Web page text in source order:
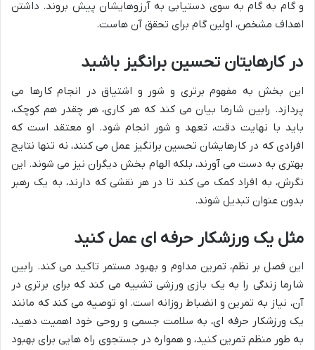
و گام به گام به سوی دستیابی به آرزوهایشان پیش بروند. داشتن
اهداف مشخص، اولین گام برای تحقق آن هاست.
در کارهایتان تحسین برانگیز باشید
این بخش به مفهوم برتری و شور و اشتیاق در انجام کارها می
پردازد. رابین شارما بیان می کند که هر کاری، هر چقدر هم کوچک،
باید با نهایت دقت، تعهد و شور انجام شود. او معتقد است که
افرادی که در کارهایشان تحسین برانگیز عمل می کنند، نه تنها نتایج
بهتری به دست می آورند، بلکه الهام بخش دیگران نیز می شوند. این
نگرش، به افراد کمک می کند تا در هر نقشی که دارند، به یک رهبر
بدون عنوان تبدیل شوند.
مثل یک ورزشکار حرفه ای عمل کنید
این فصل بر نظم، تمرین مداوم و بهبود مستمر تاکید می کند. رابین
شارما زندگی را به یک بازی ورزشی تشبیه می کند که برای برتری در
آن، نیاز به تمرین و انضباط روزانه است. او توصیه می کند که مانند
یک ورزشکار حرفه ای، به سلامت جسمی و روحی خود اهمیت دهید،
به طور منظم تمرین کنید، و همواره در جستجوی راه هایی برای بهبود